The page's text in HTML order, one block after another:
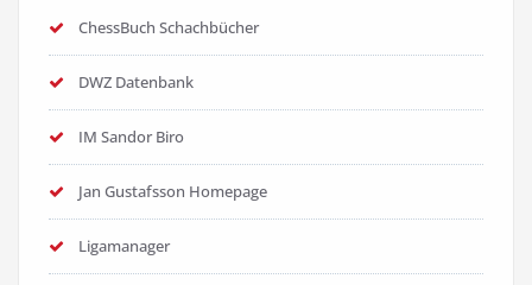
ChessBuch Schachbücher
DWZ Datenbank
IM Sandor Biro
Jan Gustafsson Homepage
Ligamanager